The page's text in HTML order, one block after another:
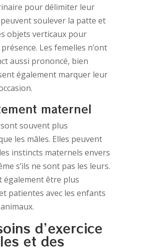
pour délimiter leur
soulever la patte et
objets verticaux pour
Les femelles n’ont
aussi prononcé, bien
également marquer leur
maternel
souvent plus
les mâles. Elles peuvent
instincts maternels envers
s’ils ne sont pas les leurs.
également être plus
patientes avec les enfants
d’exercice
et des